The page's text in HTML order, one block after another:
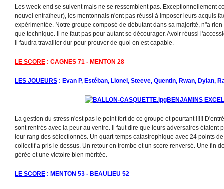
Les week-end se suivent mais ne se ressemblent pas. Exceptionnellement
nouvel entraîneur), les mentonnais n'ont pas réussi à imposer leurs acquis
expérimentée. Notre groupe composé de débutant dans sa majorité, n"a
que technique. Il ne faut pas pour autant se décourager. Avoir réussi
il faudra travailler dur pour prouver de quoi on est capable.
LE SCORE : CAGNES 71 - MENTON 28
LES JOUEURS : Evan P, Estéban, Lionel, Steeve, Quentin, Rwan, Dylan,
BENJAMINS
La gestion du stress n'est pas le point fort de ce groupe et pourtant !!!!!
sont rentrés avec la peur au ventre. Il faut dire que leurs adversaires étaient
leur rang des sélectionnés. Un quart-temps catastrophique avec 24 points
collectif a pris le dessus. Un retour en trombe et un score renversé. Une fin
gérée et une victoire bien méritée.
LE SCORE : MENTON 53 - BEAULIEU 52